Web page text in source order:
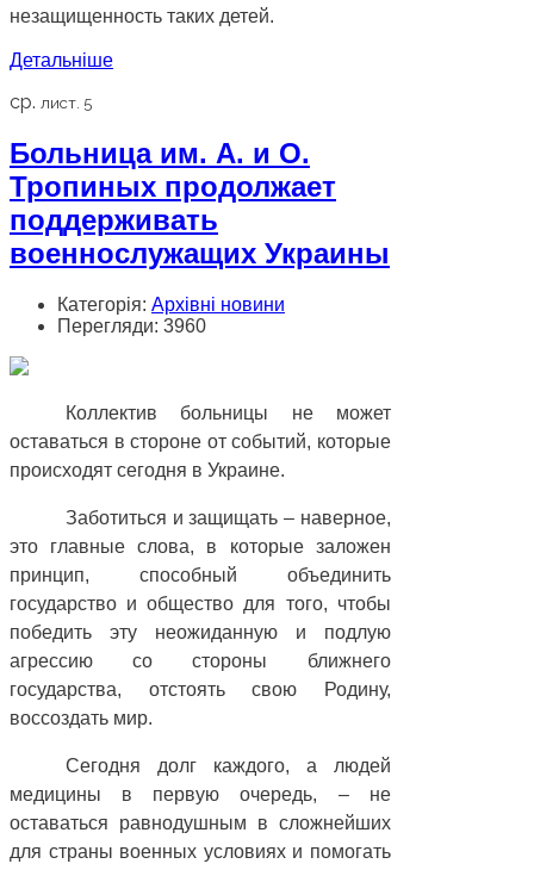
незащищенность таких детей.
Детальніше
ср. лист. 5
Больница им. А. и О.
Тропиных продолжает
поддерживать
военнослужащих Украины
Категорія: Архівні новини
Перегляди: 3960
Коллектив больницы не может
оставаться в стороне от событий, которые
происходят сегодня в Украине.
Заботиться и защищать – наверное,
это главные слова, в которые заложен
принцип, способный объединить
государство и общество для того, чтобы
победить эту неожиданную и подлую
агрессию со стороны ближнего
государства, отстоять свою Родину,
воссоздать мир.
Сегодня долг каждого, а людей
медицины в первую очередь, – не
оставаться равнодушным в сложнейших
для страны военных условиях и помогать